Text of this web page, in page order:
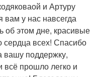
и Артуру
вам у нас навсегда
об этом дне, красивые
сердца всех! Спасибо
вашу поддержку,
всё прошло легко и